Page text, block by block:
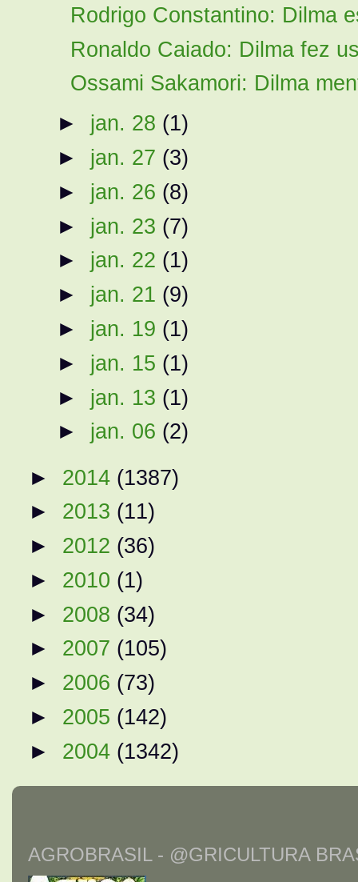
Rodrigo Constantino: Dilma
Ronaldo Caiado: Dilma fez
Ossami Sakamori: Dilma
► jan. 28 (1)
► jan. 27 (3)
► jan. 26 (8)
► jan. 23 (7)
► jan. 22 (1)
► jan. 21 (9)
► jan. 19 (1)
► jan. 15 (1)
► jan. 13 (1)
► jan. 06 (2)
► 2014 (1387)
► 2013 (11)
► 2012 (36)
► 2010 (1)
► 2008 (34)
► 2007 (105)
► 2006 (73)
► 2005 (142)
► 2004 (1342)
AGROBRASIL - @GRICULTURA